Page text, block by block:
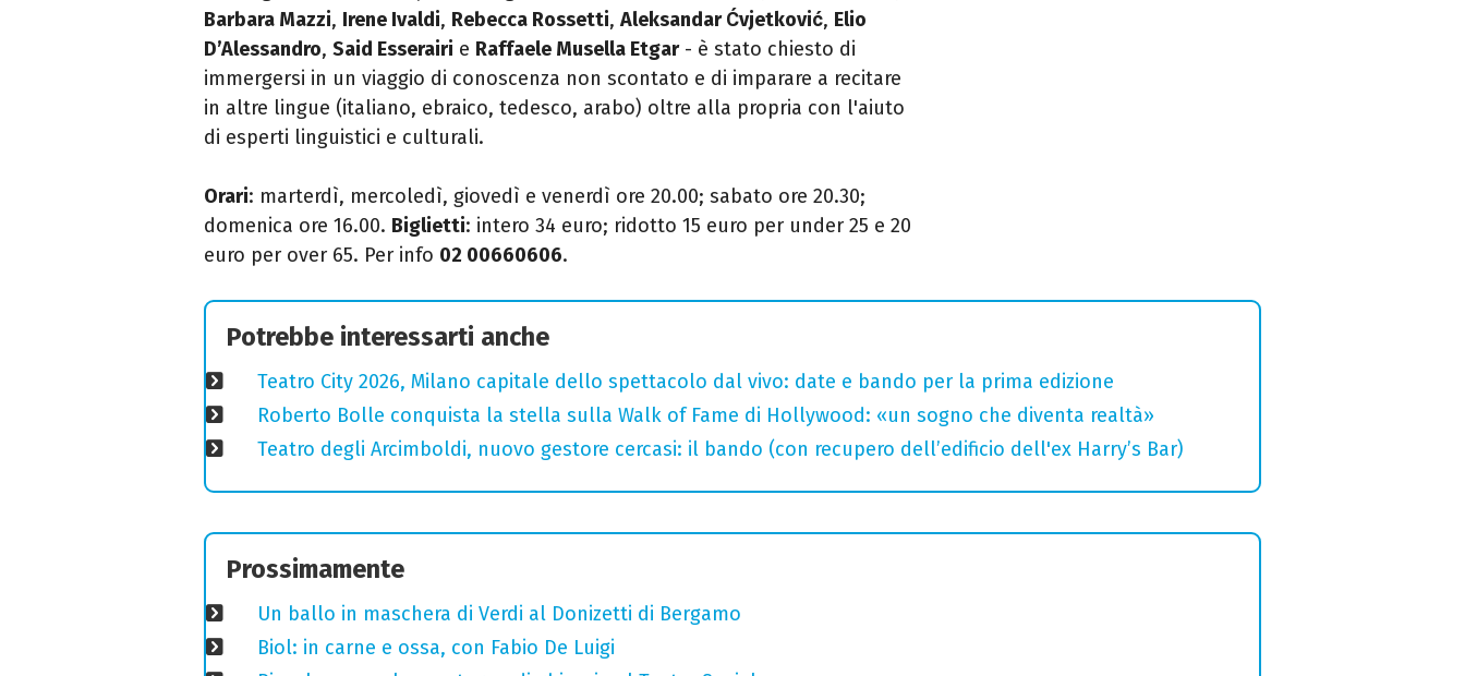
Barbara Mazzi, Irene Ivaldi, Rebecca Rossetti, Aleksandar Ćvjetković, Elio
D’Alessandro, Said Esserairi e Raffaele Musella Etgar- è stato chiesto di
immergersi in un viaggio di conoscenza non scontato e di imparare a recitare
in altre lingue (italiano, ebraico, tedesco, arabo) oltre alla propria con l'aiuto
di esperti linguistici e culturali.
Orari: marterdì, mercoledì, giovedì e venerdì ore 20.00; sabato ore 20.30;
domenica ore 16.00. Biglietti: intero 34 euro; ridotto 15 euro per under 25 e 20
euro per over 65. Per info 02 00660606.
Potrebbe interessarti anche
Teatro City 2026, Milano capitale dello spettacolo dal vivo: date e bando per la prima edizione
Roberto Bolle conquista la stella sulla Walk of Fame di Hollywood: «un sogno che diventa realtà»
Teatro degli Arcimboldi, nuovo gestore cercasi: il bando (con recupero dell’edificio dell'ex Harry’s Bar)
Prossimamente
Un ballo in maschera di Verdi al Donizetti di Bergamo
Biol: in carne e ossa, con Fabio De Luigi